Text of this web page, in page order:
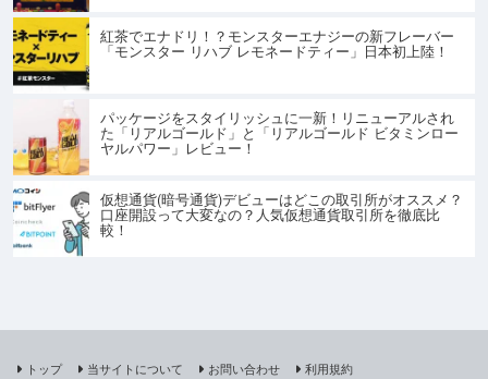
紅茶でエナドリ！？モンスターエナジーの新フレーバー
「モンスター リハブ レモネードティー」日本初上陸！
パッケージをスタイリッシュに一新！リニューアルされ
た「リアルゴールド」と「リアルゴールド ビタミンロー
ヤルパワー」レビュー！
仮想通貨(暗号通貨)デビューはどこの取引所がオススメ？
口座開設って大変なの？人気仮想通貨取引所を徹底比
較！
トップ 当サイトについて お問い合わせ
利用規約